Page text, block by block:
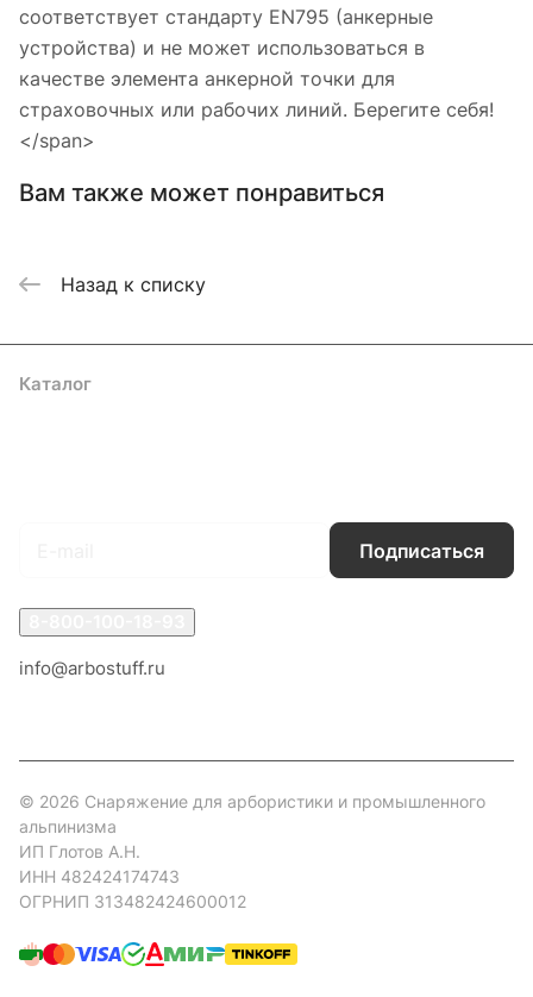
соответствует стандарту EN795 (анкерные
устройства) и не может использоваться в
качестве элемента анкерной точки для
страховочных или рабочих линий. Берегите себя!
</span>
Вам также может понравиться
Назад к списку
Каталог
Подписаться
info@arbostuff.ru
© 2026 Снаряжение для арбористики и промышленного
альпинизма
ИП Глотов А.Н.
ИНН 482424174743
ОГРНИП 313482424600012